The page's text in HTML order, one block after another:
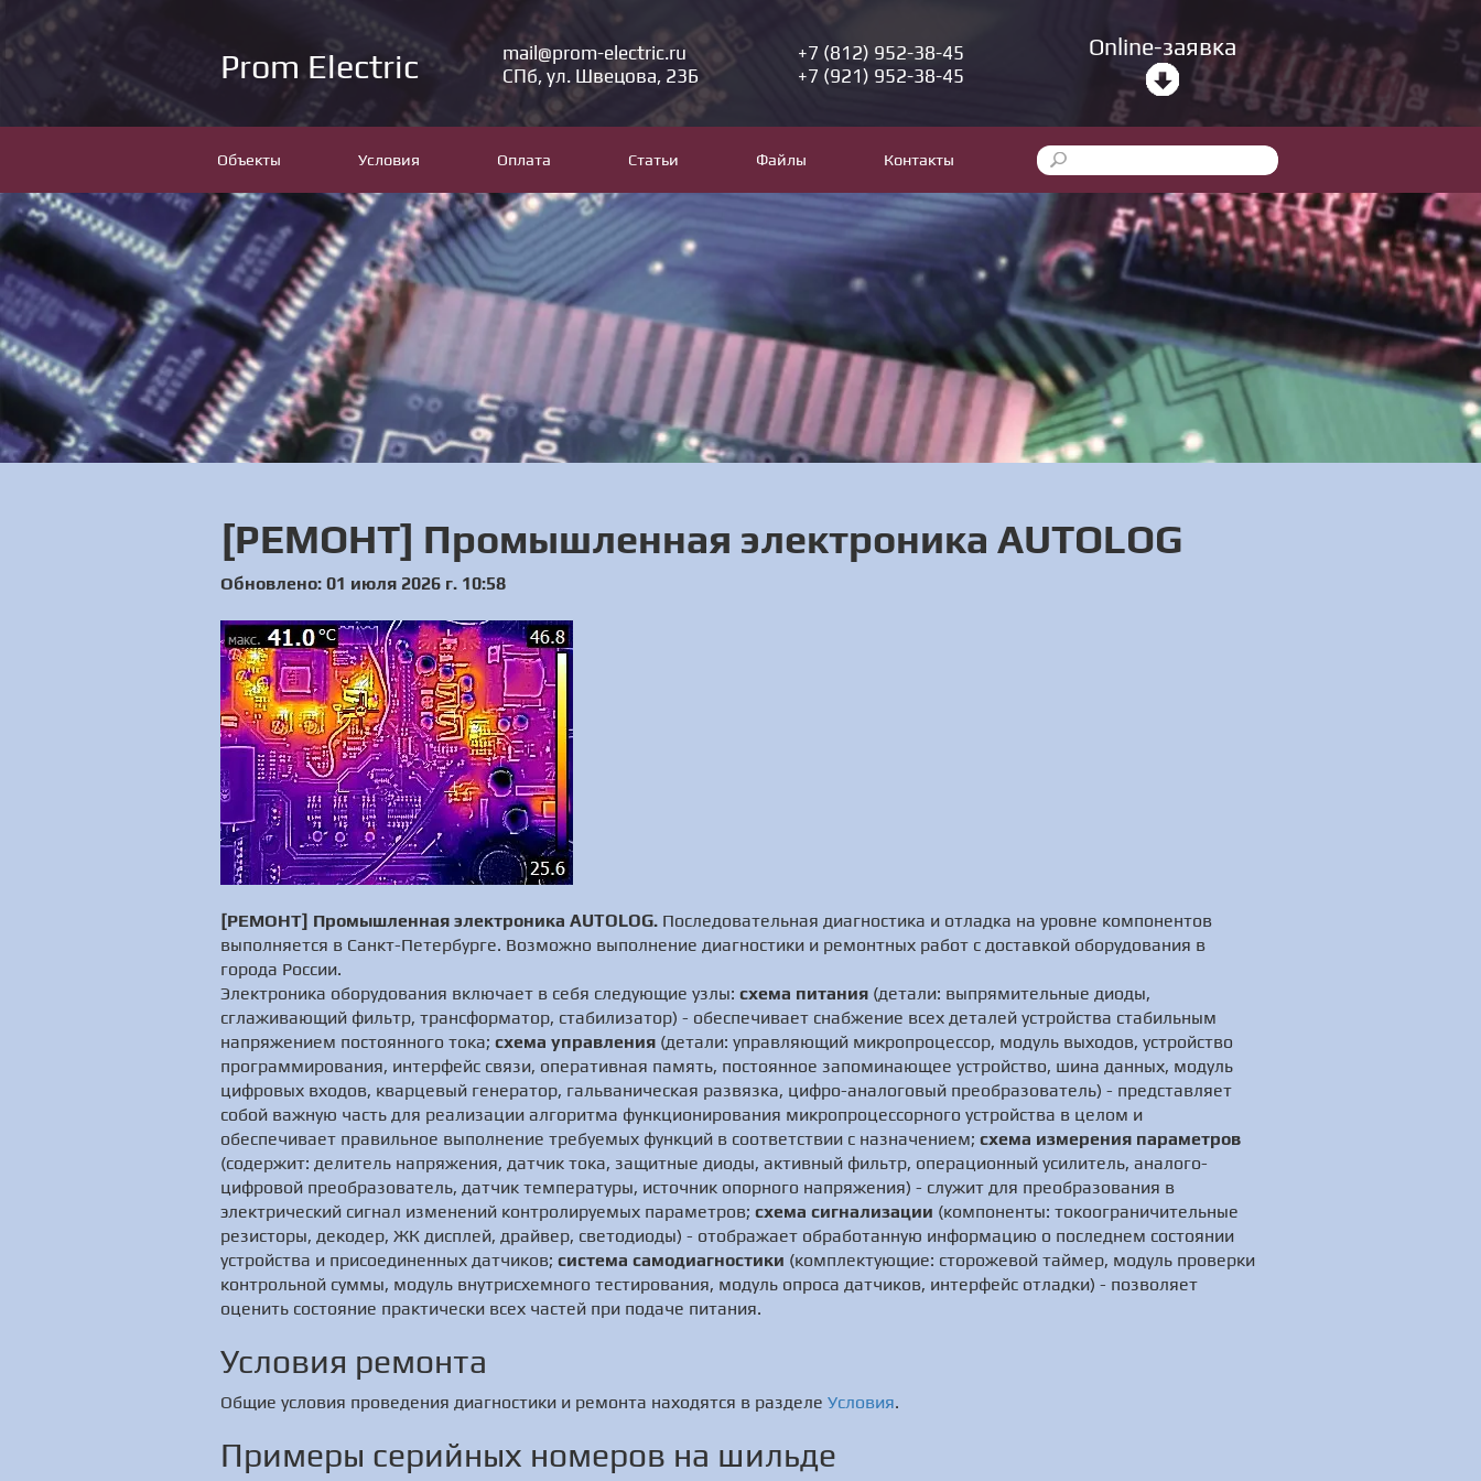
Prom Electric
mail@prom-electric.ru
СПб, ул. Швецова, 23Б
+7 (812) 952-38-45
+7 (921) 952-38-45
Online-заявка
Объекты Условия Оплата Статьи Файлы Контакты
[РЕМОНТ] Промышленная электроника AUTOLOG
Обновлено: 01 июля 2026 г. 10:58
[РЕМОНТ] Промышленная электроника AUTOLOG. Последовательная диагностика и отладка на уровне компонентов
выполняется в Санкт-Петербурге. Возможно выполнение диагностики и ремонтных работ с доставкой оборудования в
города России.
Электроника оборудования включает в себя следующие узлы: схема питания (детали: выпрямительные диоды,
сглаживающий фильтр, трансформатор, стабилизатор) - обеспечивает снабжение всех деталей устройства стабильным
напряжением постоянного тока; схема управления (детали: управляющий микропроцессор, модуль выходов, устройство
программирования, интерфейс связи, оперативная память, постоянное запоминающее устройство, шина данных, модуль
цифровых входов, кварцевый генератор, гальваническая развязка, цифро-аналоговый преобразователь) - представляет
собой важную часть для реализации алгоритма функционирования микропроцессорного устройства в целом и
обеспечивает правильное выполнение требуемых функций в соответствии с назначением; схема измерения параметров
(содержит: делитель напряжения, датчик тока, защитные диоды, активный фильтр, операционный усилитель, аналого-
цифровой преобразователь, датчик температуры, источник опорного напряжения) - служит для преобразования в
электрический сигнал изменений контролируемых параметров; схема сигнализации (компоненты: токоограничительные
резисторы, декодер, ЖК дисплей, драйвер, светодиоды) - отображает обработанную информацию о последнем состоянии
устройства и присоединенных датчиков; система самодиагностики (комплектующие: сторожевой таймер, модуль проверки
контрольной суммы, модуль внутрисхемного тестирования, модуль опроса датчиков, интерфейс отладки) - позволяет
оценить состояние практически всех частей при подаче питания.
Условия ремонта
Общие условия проведения диагностики и ремонта находятся в разделе Условия.
Примеры серийных номеров на шильде